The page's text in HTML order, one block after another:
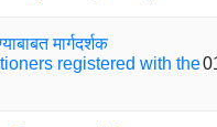
मार्गदर्शक
registered with the